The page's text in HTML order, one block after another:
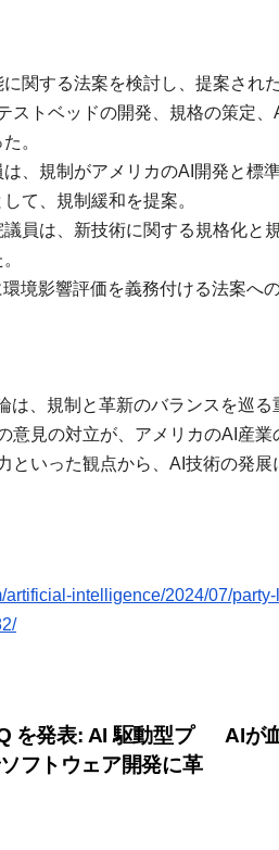
関する法案を検討し、提案され
ストベッドの開発、規格の策定
。
、規制がアメリカのAI開発と標
て、規制緩和を提案。
員は、新技術に関する規格化と
境影響評価を義務付ける法案へ
は、規制と革新のバランスを巡
意見の対立が、アメリカのAI産
といった観点から、AI技術の発
artificial-intelligence/2024/07/
AIが
を発表: AI 駆動型プ
フトウェア開発に革